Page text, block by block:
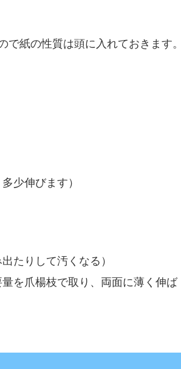
紙の性質は頭に入れておきます。
少伸びます）
たりして汚くなる）
を爪楊枝で取り、両面に薄く伸ば